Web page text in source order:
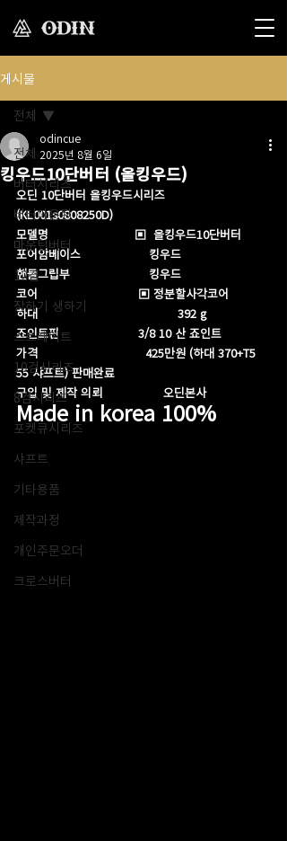
게시물
전체
버터시리즈
버터마운틴
마운틴버터
12검
장하기 생하기
스트레이트
10검시리즈
8검시리즈
포켓큐시리즈
샤프트
기타용품
제작과정
개인주문오더
크로스버터
전체
킹우드10단버터 (올킹우드)
odincue
2025년 8월 6일
오딘 10단버터 올킹우드시리즈
(KL001s0808250D)
모델명                        ▣  올킹우드10단버터
포어암베이스                   킹우드
핸들그립부                      킹우드
코어                            ▣ 정분할사각코어
하대                                       392 g
죠인트핀                      3/8 10 산 죠인트
가격                              425만원 (하대 370+T5
55 샤프트) 판매완료
구입 및 제작 의뢰                 오딘본사
Made in korea 100%